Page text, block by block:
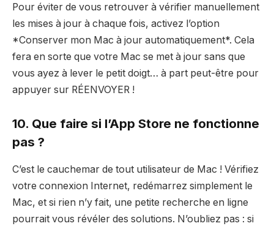
Pour éviter de vous retrouver à vérifier manuellement
les mises à jour à chaque fois, activez l’option
*Conserver mon Mac à jour automatiquement*. Cela
fera en sorte que votre Mac se met à jour sans que
vous ayez à lever le petit doigt… à part peut-être pour
appuyer sur RÉENVOYER !
10. Que faire si l’App Store ne fonctionne
pas ?
C’est le cauchemar de tout utilisateur de Mac ! Vérifiez
votre connexion Internet, redémarrez simplement le
Mac, et si rien n’y fait, une petite recherche en ligne
pourrait vous révéler des solutions. N’oubliez pas : si